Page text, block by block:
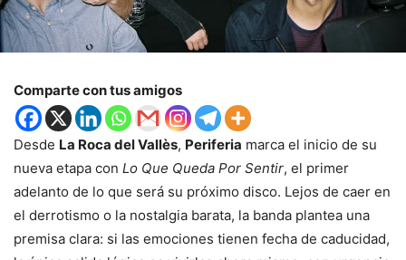
Comparte con tus amigos
Desde La Roca del Vallès, Periferia marca el inicio de su
nueva etapa con Lo Que Queda Por Sentir, el primer
adelanto de lo que será su próximo disco. Lejos de caer en
el derrotismo o la nostalgia barata, la banda plantea una
premisa clara: si las emociones tienen fecha de caducidad,